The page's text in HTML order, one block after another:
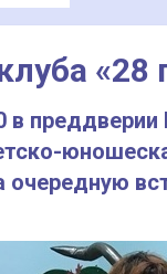
в